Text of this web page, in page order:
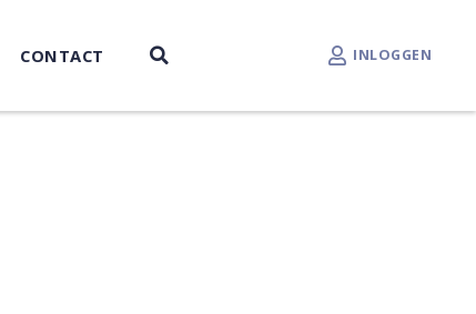
INLOGGEN
CONTACT